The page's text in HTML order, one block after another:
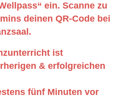
ein. Scanne zu
deinen QR-Code bei
ist
& erfolgreichen
fünf Minuten vor